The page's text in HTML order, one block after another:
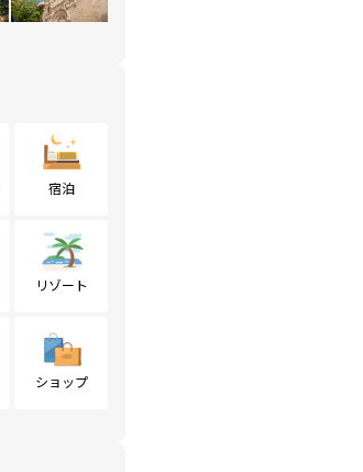
宿泊
リゾート
ショップ